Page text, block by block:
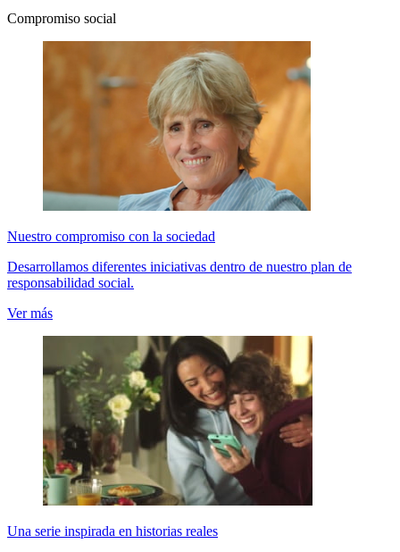
Compromiso social
Nuestro compromiso con la sociedad
Desarrollamos diferentes iniciativas dentro de nuestro plan de
responsabilidad social.
Ver más
Una serie inspirada en historias reales